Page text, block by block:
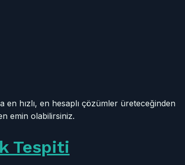
en hızlı, en hesaplı çözümler üreteceğinden
emin olabilirsiniz.
Tespiti